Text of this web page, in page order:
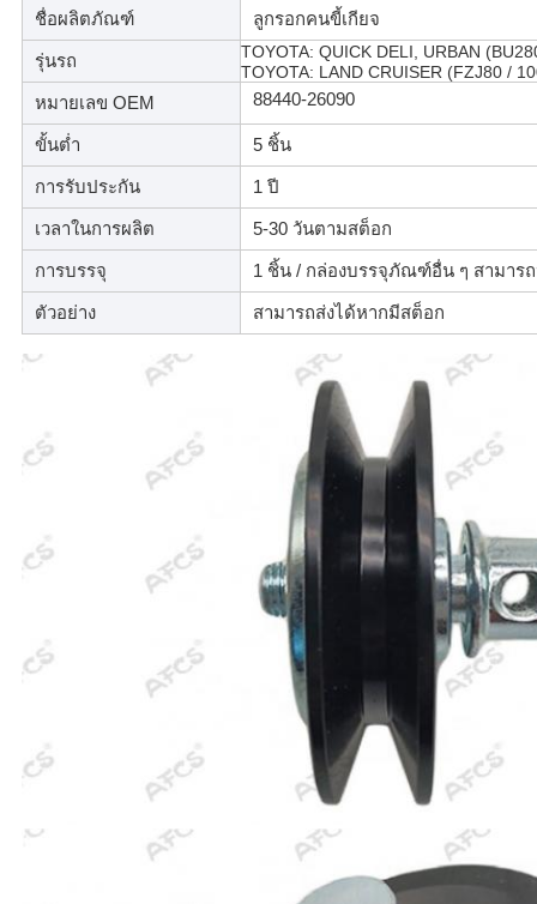
ส่วน
ตัว
ชื่อผลิตภัณฑ์ ลูกรอกคนขี้เกียจ
รุ่นรถ
TOYOTA: QUICK DELI, URBAN
TOYOTA: LAND CRUISER (FZJ80 /
หมายเลข OEM 88440-26090
ขั้นต่ำ 5 ชิ้น
การรับประกัน 1 ปี
เวลาในการผลิต 5-30 วันตามสต็อก
การบรรจุ 1 ชิ้น / กล่องบรรจุภัณฑ์อื่น ๆ สามาร
ตัวอย่าง สามารถส่งได้หากมีสต็อก